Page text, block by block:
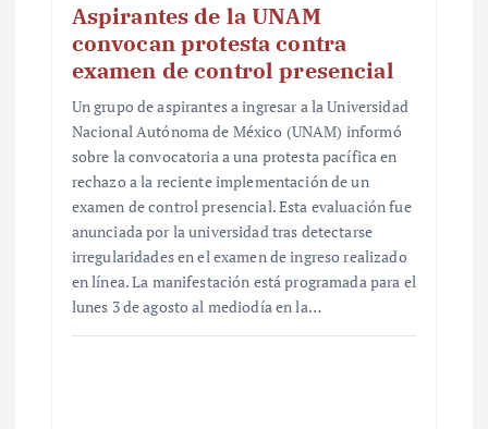
Aspirantes de la UNAM
convocan protesta contra
examen de control presencial
Un grupo de aspirantes a ingresar a la Universidad
Nacional Autónoma de México (UNAM) informó
sobre la convocatoria a una protesta pacífica en
rechazo a la reciente implementación de un
examen de control presencial. Esta evaluación fue
anunciada por la universidad tras detectarse
irregularidades en el examen de ingreso realizado
en línea. La manifestación está programada para el
lunes 3 de agosto al mediodía en la…